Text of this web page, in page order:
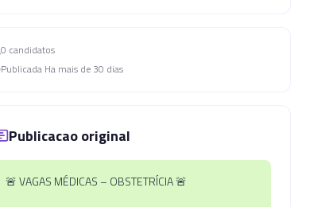
0 candidatos
Publicada Ha mais de 30 dias
Publicacao original
🚨 VAGAS MÉDICAS – OBSTETRÍCIA 🚨